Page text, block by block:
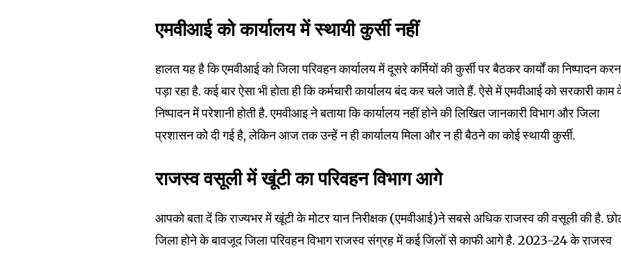
Join our community of
SUBSCRIBERS and be part
of the conversation.
एमवीआई को कार्यालय में स्थायी कुर्सी नहीं
हालत यह है कि एमवीआई को जिला परिवहन कार्यालय में दूसरे कर्मियों की कुर्सी पर बैठकर कार्यों का निष्पादन
पड़ा रहा है. कई बार ऐसा भी होता ही कि कर्मचारी कार्यालय बंद कर चले जाते हैं. ऐसे में एमवीआई को सरकारी काम
निष्पादन में परेशानी होती है. एमवीआइ ने बताया कि कार्यालय नहीं होने की लिखित जानकारी विभाग और जिला
प्रशासन को दी गई है, लेकिन आज तक उन्हें न ही कार्यालय मिला और न ही बैठने का कोई स्थायी कुर्सी.
राजस्व वसूली में खूंटी का परिवहन विभाग आगे
आपको बता दें कि राज्यभर में खूंटी के मोटर यान निरीक्षक (एमवीआई)ने सबसे अधिक राजस्व की वसूली की है.
जिला होने के बावजूद जिला परिवहन विभाग राजस्व संग्रह में कई जिलों से काफी आगे है. 2023-24 के राजस्व